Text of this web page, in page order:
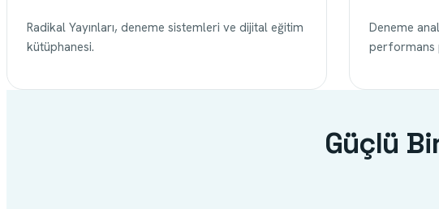
Radikal Yayınları, deneme sistemleri ve dijital eğitim
kütüphanesi.
Deneme
performans
Güçlü